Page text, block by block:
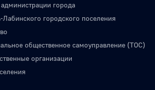
администрации города
Лабинского городского поселения
общественное самоуправление (ТОС)
организации